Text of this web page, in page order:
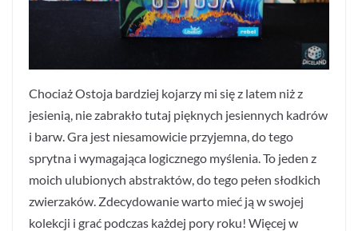
Chociaż Ostoja bardziej kojarzy mi się z latem niż z
jesienią, nie zabrakło tutaj pięknych jesiennych kadrów
i barw. Gra jest niesamowicie przyjemna, do tego
sprytna i wymagająca logicznego myślenia. To jeden z
moich ulubionych abstraktów, do tego pełen słodkich
zwierzaków. Zdecydowanie warto mieć ją w swojej
kolekcji i grać podczas każdej pory roku! Więcej w